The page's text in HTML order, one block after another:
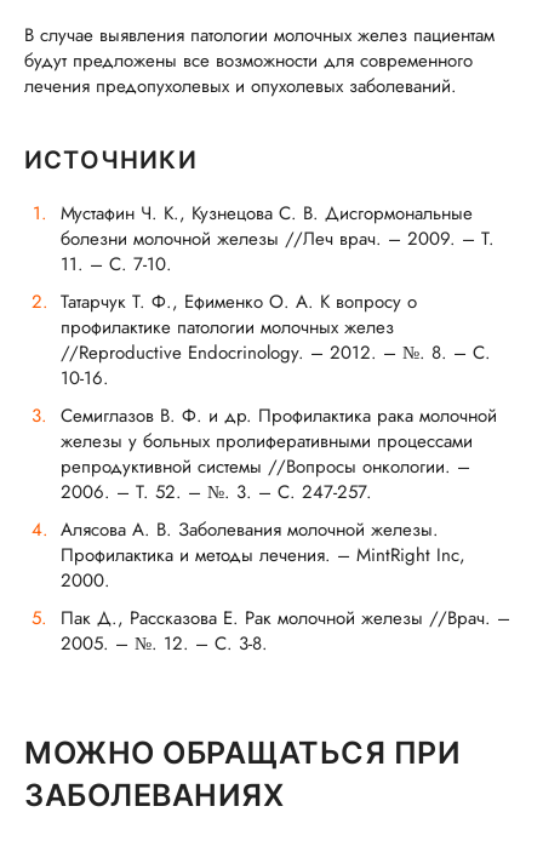
В случае выявления патологии молочных желез пациентам
будут предложены все возможности для современного
лечения предопухолевых и опухолевых заболеваний.
ИСТОЧНИКИ
Мустафин Ч. К., Кузнецова С. В. Дисгормональные
болезни молочной железы //Леч врач. – 2009. – Т.
11. – С. 7-10.
Татарчук Т. Ф., Ефименко О. А. К вопросу о
профилактике патологии молочных желез
//Reproductive Endocrinology. – 2012. – №. 8. – С.
10-16.
Семиглазов В. Ф. и др. Профилактика рака молочной
железы у больных пролиферативными процессами
репродуктивной системы //Вопросы онкологии. –
2006. – Т. 52. – №. 3. – С. 247-257.
Алясова А. В. Заболевания молочной железы.
Профилактика и методы лечения. – MintRight Inc,
2000.
Пак Д., Рассказова Е. Рак молочной железы //Врач. –
2005. – №. 12. – С. 3-8.
МОЖНО ОБРАЩАТЬСЯ ПРИ
ЗАБОЛЕВАНИЯХ